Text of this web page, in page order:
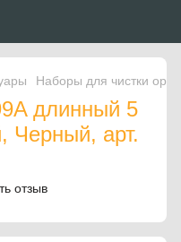
Наборы для чистки
длинный 5
арт.
отзыв